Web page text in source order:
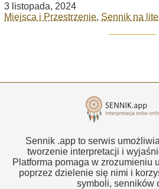
3 listopada, 2024
Miejsca i Przestrzenie, Sennik na
Sennik .app to serwis
tworzenie interpretacji i
Platforma pomaga w zrozumieniu
poprzez dzielenie się nimi i
symboli, senników